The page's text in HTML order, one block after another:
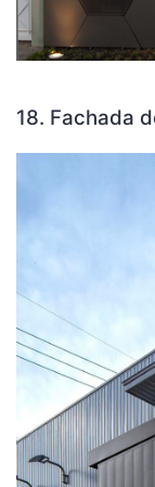
18. Fachada